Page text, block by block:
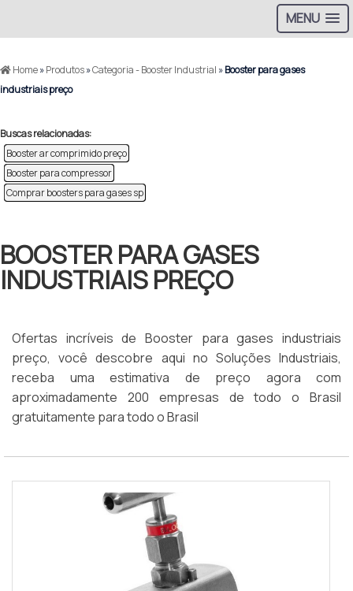
MENU
Home»Produtos»Categoria - Booster Industrial »Booster para gases
industriais preço
Buscas relacionadas:
Booster ar comprimido preço
Booster para compressor
Comprar boosters para gases sp
BOOSTER PARA GASES
INDUSTRIAIS PREÇO
Ofertas incríveis de Booster para gases industriais
preço, você descobre aqui no Soluções Industriais,
receba uma estimativa de preço agora com
aproximadamente 200 empresas de todo o Brasil
gratuitamente para todo o Brasil